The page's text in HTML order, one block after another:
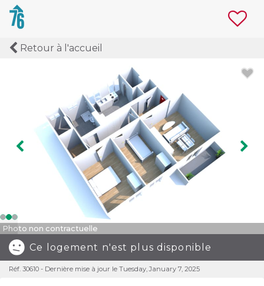
Retour à l'accueil
Photo non contractuelle
Image précédente
Ce logement n'est plus disponible
Réf. 30610 - Dernière mise à jour le Tuesday, January 7, 2025